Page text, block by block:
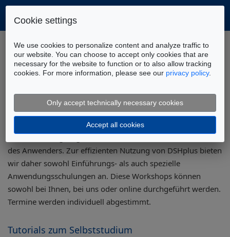
Home Downloads Schulungen und Tutorials
DSHplus Programmtraining
des Anwenders. Zur effizienten Nutzung von DSHplus bieten
wir daher sowohl Einführungs- als auch spezielle
Anwendungsschulungen an. Diese Workshops können
sowohl bei Ihnen, bei uns oder online durchgeführt werden.
Termine werden individuell abgestimmt.
Tutorials zum Selbststudium
Cookie settings
We use cookies to personalize content and analyze traffic to
our website. You can choose to accept only cookies that are
necessary for the website to function or to also allow tracking
cookies. For more information, please see our privacy policy.
Only accept technically necessary cookies
Accept all cookies